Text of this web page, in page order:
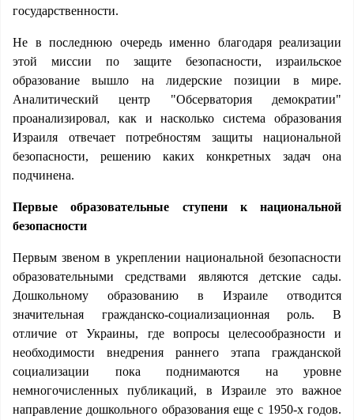
государственности.
Не в последнюю очередь именно благодаря реализации
этой миссии по защите безопасности, израильское
образование вышло на лидерские позиции в мире.
Аналитический центр "Обсерватория демократии"
проанализировал, как и насколько система образования
Израиля отвечает потребностям защиты национальной
безопасности, решению каких конкретных задач она
подчинена.
Первые образовательные ступени к национальной
безопасности
Первым звеном в укреплении национальной безопасности
образовательными средствами являются детские сады.
Дошкольному образованию в Израиле отводится
значительная гражданско-социализационная роль. В
отличие от Украины, где вопросы целесообразности и
необходимости внедрения раннего этапа гражданской
социализации пока поднимаются на уровне
немногочисленных публикаций, в Израиле это важное
направление дошкольного образования еще с 1950-х годов.